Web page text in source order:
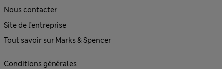
Nous contacter
Site de l’entreprise
Tout savoir sur Marks & Spencer
Conditions générales